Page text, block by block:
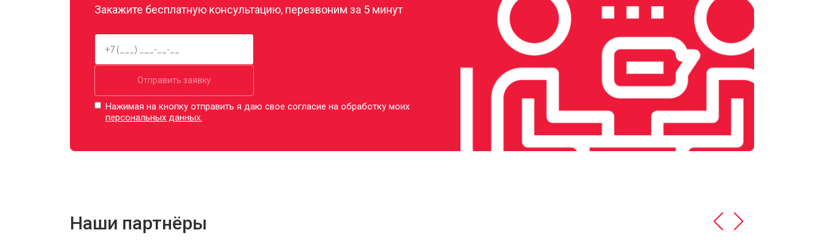
Закажите бесплатную консультацию, перезвоним за 5 минут
Отправить заявку
Нажимая на кнопку отправить я даю свое согласие на обработку моих
персональных данных.
Наши партнёры